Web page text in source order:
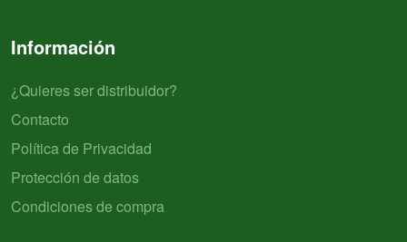
Información
¿Quieres ser distribuidor?
Contacto
Política de Privacidad
Protección de datos
Condiciones de compra